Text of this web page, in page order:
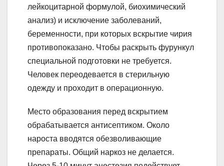
лейкоцитарной формулой, биохимический
анализ) и исключение заболеваний,
беременности, при которых вскрытие чирия
противопоказано. Чтобы раскрыть фурункул
специальной подготовки не требуется.
Человек переодевается в стерильную
одежду и проходит в операционную.
Место образования перед вскрытием
обрабатывается антисептиком. Около
нароста вводятся обезволивающие
препараты. Общий наркоз не делается.